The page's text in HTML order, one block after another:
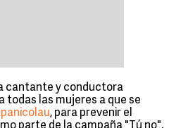
cantante y conductora
todas las mujeres a que se
, para prevenir el